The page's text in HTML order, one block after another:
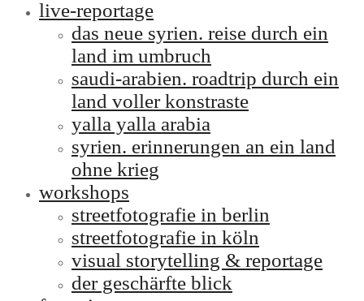
live-reportage
das neue syrien. reise durch ein
land im umbruch
saudi-arabien. roadtrip durch ein
land voller konstraste
yalla yalla arabia
syrien. erinnerungen an ein land
ohne krieg
workshops
streetfotografie in berlin
streetfotografie in köln
visual storytelling & reportage
der geschärfte blick